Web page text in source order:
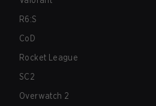
R6:S
CoD
Rocket League
SC2
Overwatch 2